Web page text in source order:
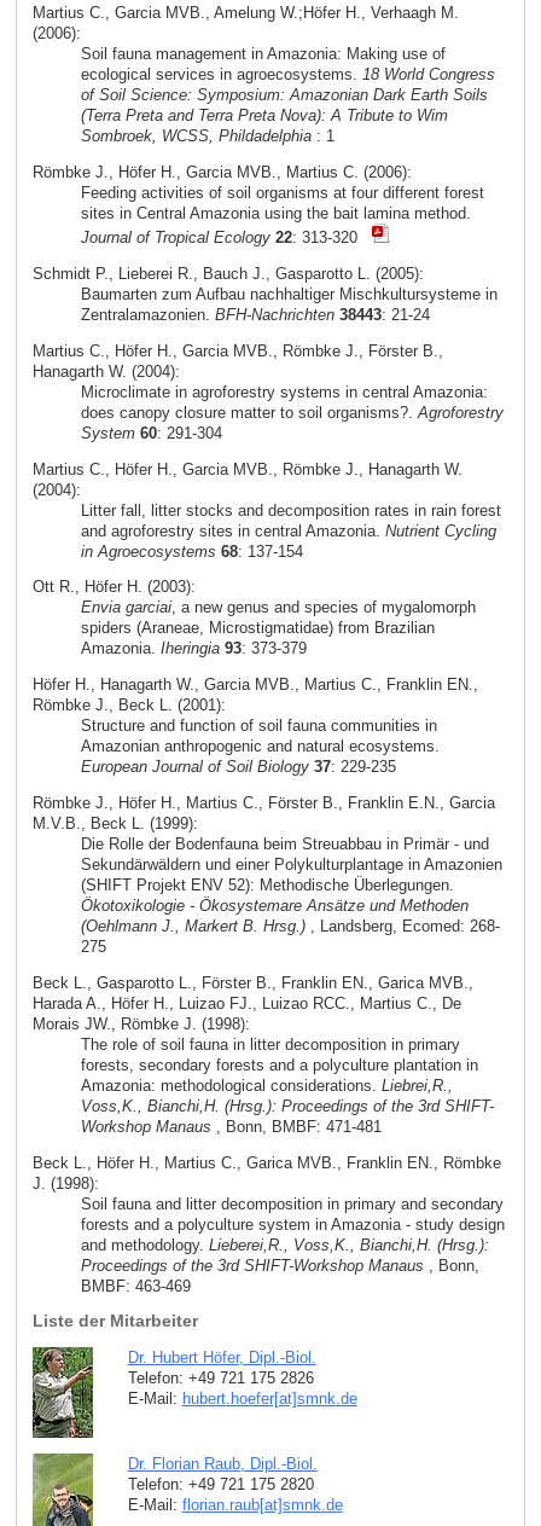
Martius C., Garcia MVB., Amelung W.;Höfer H., Verhaagh M.
(2006):
Soil fauna management in Amazonia: Making use of
ecological services in agroecosystems. 18 World Congress
of Soil Science: Symposium: Amazonian Dark Earth Soils
(Terra Preta and Terra Preta Nova): A Tribute to Wim
Sombroek, WCSS, Phildadelphia: 1
Römbke J., Höfer H., Garcia MVB., Martius C. (2006):
Feeding activities of soil organisms at four different forest
sites in Central Amazonia using the bait lamina method.
Journal of Tropical Ecology 22: 313-320
Schmidt P., Lieberei R., Bauch J., Gasparotto L. (2005):
Baumarten zum Aufbau nachhaltiger Mischkultursysteme in
Zentralamazonien. BFH-Nachrichten 38443: 21-24
Martius C., Höfer H., Garcia MVB., Römbke J., Förster B.,
Hanagarth W. (2004):
Microclimate in agroforestry systems in central Amazonia:
does canopy closure matter to soil organisms?. Agroforestry
System 60: 291-304
Martius C., Höfer H., Garcia MVB., Römbke J., Hanagarth W.
(2004):
Litter fall, litter stocks and decomposition rates in rain forest
and agroforestry sites in central Amazonia. Nutrient Cycling
in Agroecosystems 68: 137-154
Ott R., Höfer H. (2003):
Envia garciai, a new genus and species of mygalomorph
spiders (Araneae, Microstigmatidae) from Brazilian
Amazonia. Iheringia 93: 373-379
Höfer H., Hanagarth W., Garcia MVB., Martius C., Franklin EN.,
Römbke J., Beck L. (2001):
Structure and function of soil fauna communities in
Amazonian anthropogenic and natural ecosystems.
European Journal of Soil Biology 37: 229-235
Römbke J., Höfer H., Martius C., Förster B., Franklin E.N., Garcia
M.V.B., Beck L. (1999):
Die Rolle der Bodenfauna beim Streuabbau in Primär - und
Sekundärwäldern und einer Polykulturplantage in Amazonien
(SHIFT Projekt ENV 52): Methodische Überlegungen.
Ökotoxikologie - Ökosystemare Ansätze und Methoden
(Oehlmann J., Markert B. Hrsg.), Landsberg, Ecomed: 268-
275
Beck L., Gasparotto L., Förster B., Franklin EN., Garica MVB.,
Harada A., Höfer H., Luizao FJ., Luizao RCC., Martius C., De
Morais JW., Römbke J. (1998):
The role of soil fauna in litter decomposition in primary
forests, secondary forests and a polyculture plantation in
Amazonia: methodological considerations. Liebrei,R.,
Voss,K., Bianchi,H. (Hrsg.): Proceedings of the 3rd SHIFT-
Workshop Manaus , Bonn, BMBF: 471-481
Beck L., Höfer H., Martius C., Garica MVB., Franklin EN., Römbke
J. (1998):
Soil fauna and litter decomposition in primary and secondary
forests and a polyculture system in Amazonia - study design
and methodology. Lieberei,R., Voss,K., Bianchi,H. (Hrsg.):
Proceedings of the 3rd SHIFT-Workshop Manaus , Bonn,
BMBF: 463-469
Liste der Mitarbeiter
Dr. Hubert Höfer, Dipl.-Biol.
Telefon: +49 721 175 2826
E-Mail: hubert.hoefer[at]smnk.de
Dr. Florian Raub, Dipl.-Biol.
Telefon: +49 721 175 2820
E-Mail: florian.raub[at]smnk de